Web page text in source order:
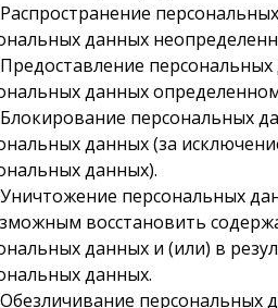
Распространение
данных
Предоставление
данных
Блокирование персональных
данных (за
данных).
Уничтожение персональных
восстановить
данных и (или) в
данных.
Обезличивание персональных